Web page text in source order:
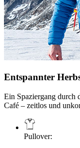
Entspannter
Ein Spaziergang durch
Café – zeitlos und
Pullover: